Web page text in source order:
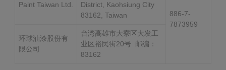
Paint Taiwan Ltd.
District, Kaohsiung City
83162, Taiwan
886-7-
7873959
环球油漆股份有
限公司
台湾高雄市大寮区大发工
业区裕民街20号 邮编：
83162